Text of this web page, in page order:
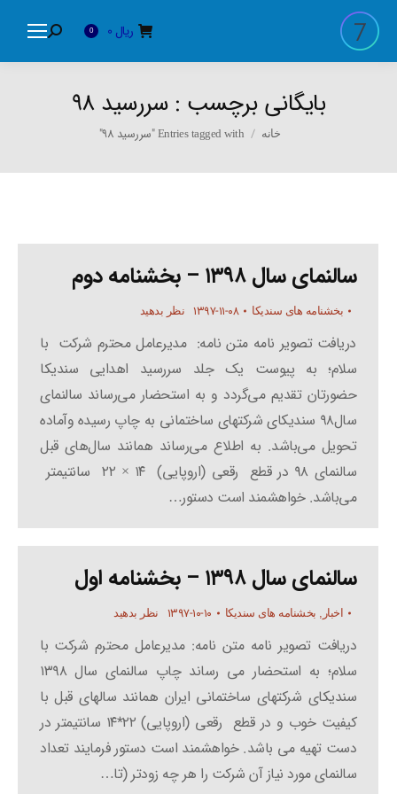
ریال 0
Search:
بایگانی برچسب :سررسید 98
You are here:
خانه Entries tagged with "سررسید 98"
سالنمای سال ۱۳۹۸ – بخشنامه دوم
بخشنامه های سندیکا ۱۳۹۷-۱۱-۰۸ نظر بدهید
دریافت تصویر نامه متن نامه: مدیرعامل محترم شرکت با
سلام؛ به پیوست یک جلد سررسید اهدایی سندیکا
حضورتان تقدیم می‌گردد و به استحضار می‌رساند سالنمای
سال۹۸ سندیکای شرکتهای ساختمانی به چاپ رسیده وآماده
تحویل می‌باشد. به اطلاع می‌رساند همانند سال‌های قبل
سالنمای ۹۸ در قطع رقعی (اروپایی) ۱۴ × ۲۲ سانتیمتر
می‌باشد. خواهشمند است دستور…
سالنمای سال ۱۳۹۸ – بخشنامه اول
اخبار , بخشنامه های سندیکا ۱۳۹۷-۱۰-۱۰ نظر بدهید
دریافت تصویر نامه متن نامه: مدیرعامل محترم شرکت با
سلام؛ به استحضار می رساند چاپ سالنمای سال ۱۳۹۸
سندیکای شرکتهای ساختمانی ایران همانند سالهای قبل با
کیفیت خوب و در قطع رقعی (اروپایی) ۲۲*۱۴ سانتیمتر در
دست تهیه می باشد. خواهشمند است دستور فرمایند تعداد
سالنمای مورد نیاز آن شرکت را هر چه زودتر (تا…